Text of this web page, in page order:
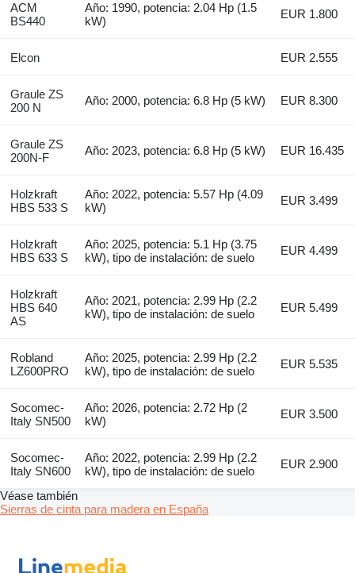
ACM
BS440
Año: 1990, potencia: 2.04 Hp (1.5
kW)
EUR 1.800
Elcon EUR 2.555
Graule ZS
200 N
Año: 2000, potencia: 6.8 Hp (5 kW) EUR 8.300
Graule ZS
200N-F
Año: 2023, potencia: 6.8 Hp (5 kW) EUR 16.435
Holzkraft
HBS 533 S
Año: 2022, potencia: 5.57 Hp (4.09
kW)
EUR 3.499
Holzkraft
HBS 633 S
Año: 2025, potencia: 5.1 Hp (3.75
kW), tipo de instalación: de suelo
EUR 4.499
Holzkraft
HBS 640
AS
Año: 2021, potencia: 2.99 Hp (2.2
kW), tipo de instalación: de suelo
EUR 5.499
Robland
LZ600PRO
Año: 2025, potencia: 2.99 Hp (2.2
kW), tipo de instalación: de suelo
EUR 5.535
Socomec-
Italy SN500
Año: 2026, potencia: 2.72 Hp (2
kW)
EUR 3.500
Socomec-
Italy SN600
Año: 2022, potencia: 2.99 Hp (2.2
kW), tipo de instalación: de suelo
EUR 2.900
Véase también
Sierras de cinta para madera en España